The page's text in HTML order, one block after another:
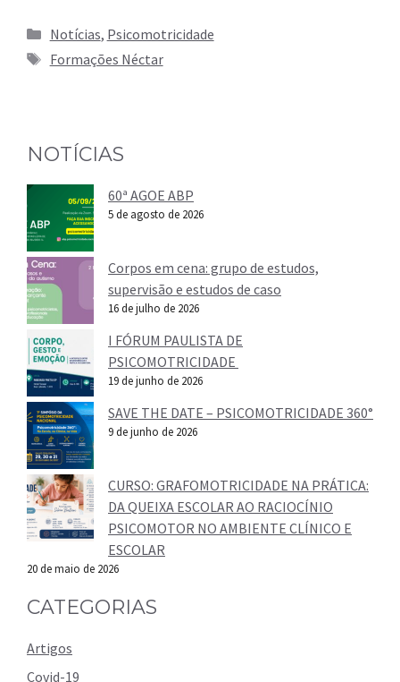
Categorias
Notícias, Psicomotricidade
Tags
Formações Néctar
NOTÍCIAS
60ª AGOE ABP
5 de agosto de 2026
Corpos em cena: grupo de estudos,
supervisão e estudos de caso
16 de julho de 2026
I FÓRUM PAULISTA DE
PSICOMOTRICIDADE
19 de junho de 2026
SAVE THE DATE – PSICOMOTRICIDADE 360°
9 de junho de 2026
CURSO: GRAFOMOTRICIDADE NA PRÁTICA:
DA QUEIXA ESCOLAR AO RACIOCÍNIO
PSICOMOTOR NO AMBIENTE CLÍNICO E
ESCOLAR
20 de maio de 2026
CATEGORIAS
Artigos
Covid-19